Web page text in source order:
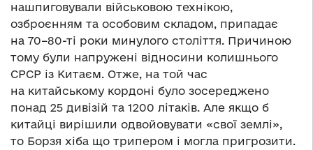
нашпиговували військовою технікою,
озброєнням та особовим складом, припадає
на 70–80-ті роки минулого століття. Причиною
тому були напружені відносини колишнього
СРСР із Китаєм. Отже, на той час
на китайському кордоні було зосереджено
понад 25 дивізій та 1200 літаків. Але якщо б
китайці вирішили одвойовувати «свої землі»,
то Борзя хіба що трипером і могла пригрозити.